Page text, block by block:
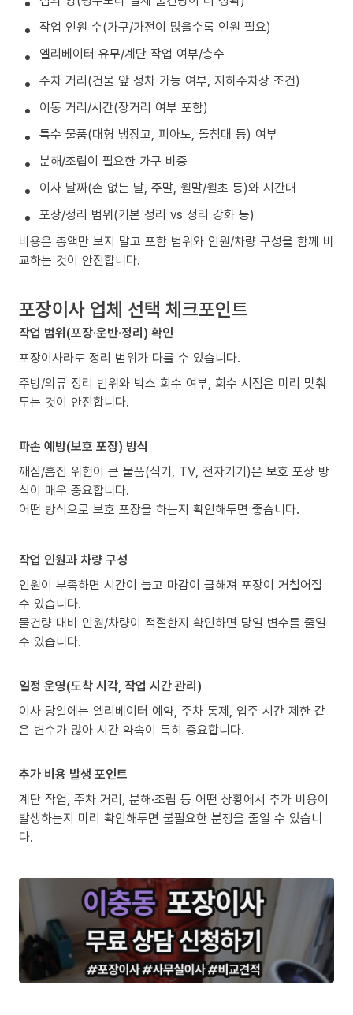
작업 인원 수(가구/가전이 많을수록 인원 필요)
엘리베이터 유무/계단 작업 여부/층수
주차 거리(건물 앞 정차 가능 여부, 지하주차장 조건)
이동 거리/시간(장거리 여부 포함)
특수 물품(대형 냉장고, 피아노, 돌침대 등) 여부
분해/조립이 필요한 가구 비중
이사 날짜(손 없는 날, 주말, 월말/월초 등)와 시간대
포장/정리 범위(기본 정리 vs 정리 강화 등)
비용은 총액만 보지 말고 포함 범위와 인원/차량 구성을 함께 비
교하는 것이 안전합니다.
포장이사 업체 선택 체크포인트
작업 범위(포장·운반·정리) 확인
포장이사라도 정리 범위가 다를 수 있습니다.
주방/의류 정리 범위와 박스 회수 여부, 회수 시점은 미리 맞춰
두는 것이 안전합니다.
파손 예방(보호 포장) 방식
깨짐/흠집 위험이 큰 물품(식기, TV, 전자기기)은 보호 포장 방
식이 매우 중요합니다.
어떤 방식으로 보호 포장을 하는지 확인해두면 좋습니다.
작업 인원과 차량 구성
인원이 부족하면 시간이 늘고 마감이 급해져 포장이 거칠어질
수 있습니다.
물건량 대비 인원/차량이 적절한지 확인하면 당일 변수를 줄일
수 있습니다.
일정 운영(도착 시각, 작업 시간 관리)
이사 당일에는 엘리베이터 예약, 주차 통제, 입주 시간 제한 같
은 변수가 많아 시간 약속이 특히 중요합니다.
추가 비용 발생 포인트
계단 작업, 주차 거리, 분해·조립 등 어떤 상황에서 추가 비용이
발생하는지 미리 확인해두면 불필요한 분쟁을 줄일 수 있습니
다.